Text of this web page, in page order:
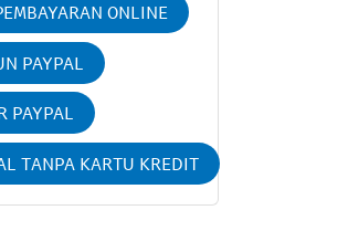
ONLINE
PAYPAL
PAYPAL
TANPA KARTU KREDIT